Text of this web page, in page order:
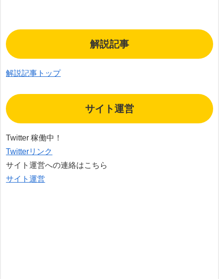
解説記事
解説記事トップ
サイト運営
Twitter 稼働中！
Twitterリンク
サイト運営への連絡はこちら
サイト運営